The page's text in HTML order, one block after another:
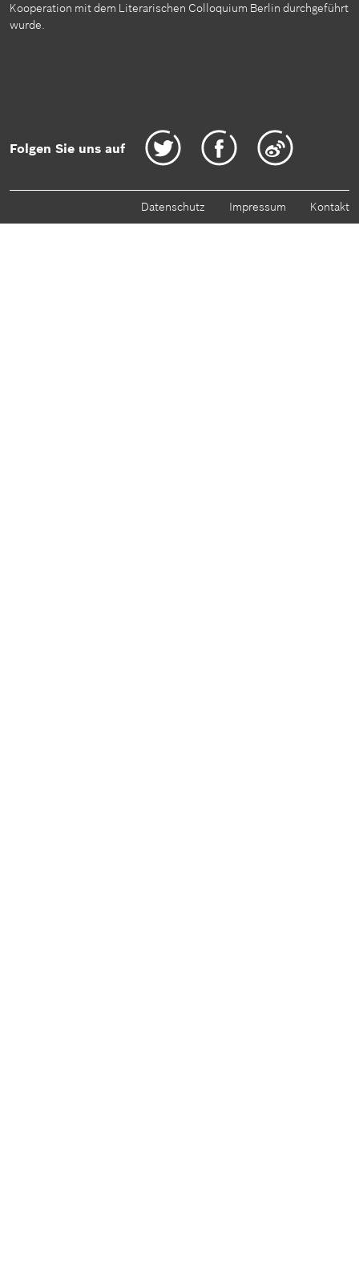
Kooperation mit dem Literarischen Colloquium Berlin durchgeführt
wurde.
Folgen Sie uns auf
Datenschutz Impressum Kontakt